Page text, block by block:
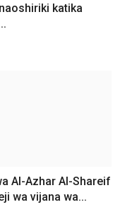
katika
Al-Azhar Al-Shareif
wa vijana wa...